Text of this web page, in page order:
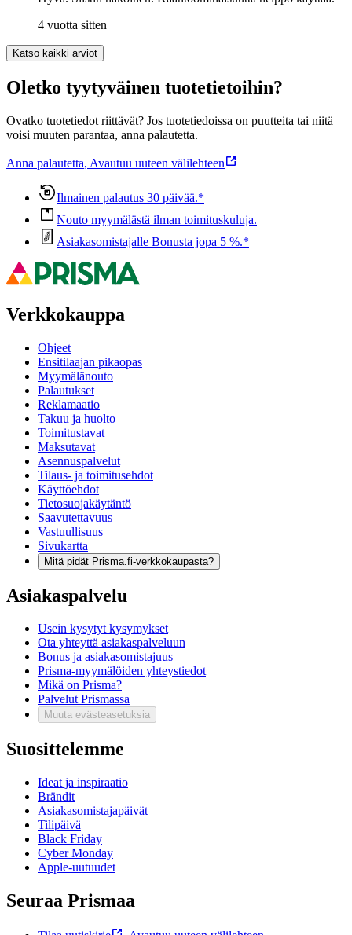
4 vuotta sitten
Katso kaikki arviot
Oletko tyytyväinen tuotetietoihin?
Ovatko tuotetiedot riittävät? Jos tuotetiedoissa on puutteita tai niitä
voisi muuten parantaa, anna palautetta.
Anna palautetta, Avautuu uuteen välilehteen
Ilmainen palautus 30 päivää.*
Nouto myymälästä ilman toimituskuluja.
Asiakasomistajalle Bonusta jopa 5 %.*
Verkkokauppa
Ohjeet
Ensitilaajan pikaopas
Myymälänouto
Palautukset
Reklamaatio
Takuu ja huolto
Toimitustavat
Maksutavat
Asennuspalvelut
Tilaus- ja toimitusehdot
Käyttöehdot
Tietosuojakäytäntö
Saavutettavuus
Vastuullisuus
Sivukartta
Mitä pidät Prisma.fi-verkkokaupasta?
Asiakaspalvelu
Usein kysytyt kysymykset
Ota yhteyttä asiakaspalveluun
Bonus ja asiakasomistajuus
Prisma-myymälöiden yhteystiedot
Mikä on Prisma?
Palvelut Prismassa
Muuta evästeasetuksia
Suosittelemme
Ideat ja inspiraatio
Brändit
Asiakasomistajapäivät
Tilipäivä
Black Friday
Cyber Monday
Apple-uutuudet
Seuraa Prismaa